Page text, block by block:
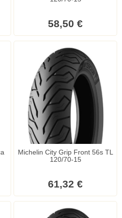
58,50 €
Michelin City Grip Front 56s TL
120/70-15
61,32 €